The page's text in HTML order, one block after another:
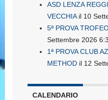
ASD LENZA
VECCHIAil 10
5ª PROVA
Settembre 2026
1ª PROVA CLUB
METHOD il 12
CALENDARIO